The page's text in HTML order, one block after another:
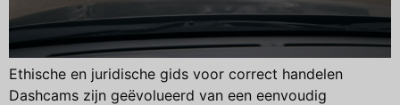
Ethische en juridische gids voor correct handelen
Dashcams zijn geëvolueerd van een eenvoudig